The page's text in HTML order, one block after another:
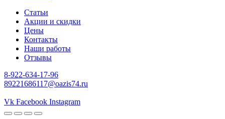
Статьи
Акции и скидки
Цены
Контакты
Наши работы
Отзывы
8-922-634-17-96
89221686117@oazis74.ru
Vk Facebook Instagram